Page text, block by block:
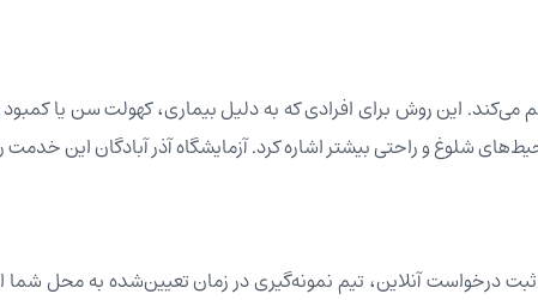
این روش برای افرادی که به دلیل بیماری، کهولت سن یا کمبود
و راحتی بیشتر اشاره کرد. آزمایشگاه آذر آبادگان این خدمت را
ثبت درخواست آنلاین، تیم نمونه‌گیری در زمان تعیین‌شده به محل